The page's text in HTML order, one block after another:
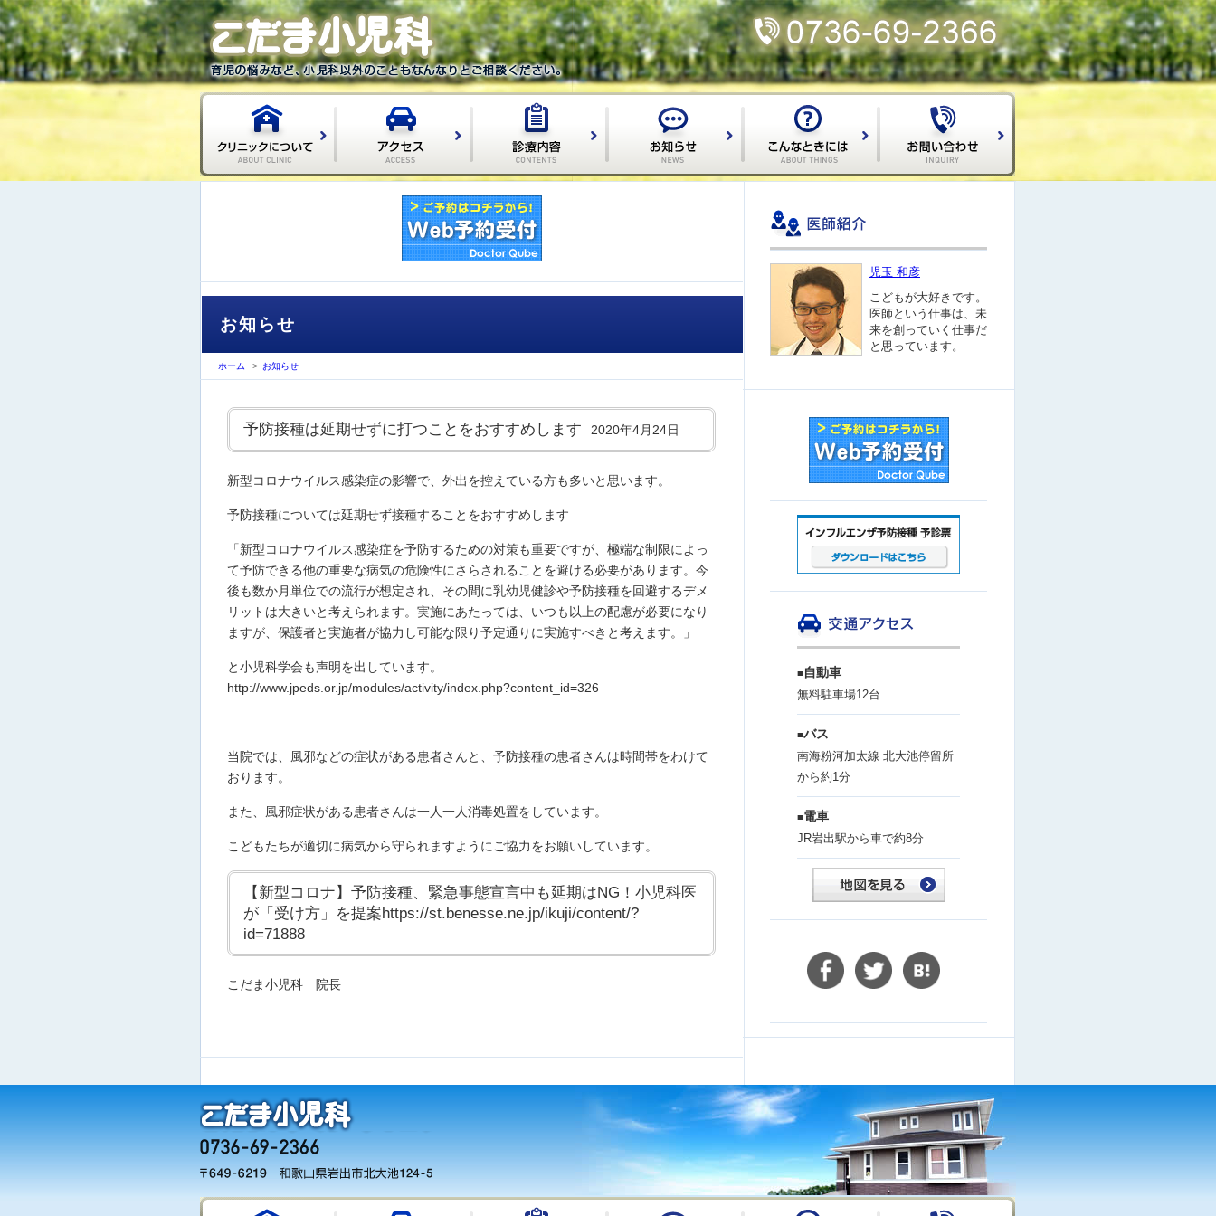
お知らせ
ホーム > お知らせ
予防接種は延期せずに打つことをおすすめします 2020年4月24日
新型コロナウイルス感染症の影響で、外出を控えている方も多いと思います。
予防接種については延期せず接種することをおすすめします
「新型コロナウイルス感染症を予防するための対策も重要ですが、極端な制限によっ
て予防できる他の重要な病気の危険性にさらされることを避ける必要があります。今
後も数か月単位での流行が想定され、その間に乳幼児健診や予防接種を回避するデメ
リットは大きいと考えられます。実施にあたっては、いつも以上の配慮が必要になり
ますが、保護者と実施者が協力し可能な限り予定通りに実施すべきと考えます。」
と小児科学会も声明を出しています。
http://www.jpeds.or.jp/modules/activity/index.php?content_id=326
当院では、風邪などの症状がある患者さんと、予防接種の患者さんは時間帯をわけて
おります。
また、風邪症状がある患者さんは一人一人消毒処置をしています。
こどもたちが適切に病気から守られますようにご協力をお願いしています。
【新型コロナ】予防接種、緊急事態宣言中も延期はNG！小児科医
が「受け方」を提案https://st.benesse.ne.jp/ikuji/content/?
id=71888
こだま小児科 院長
児玉 和彦
こどもが大好きです。
医師という仕事は、未
来を創っていく仕事だ
と思っています。
■ 自動車
無料駐車場12台
■バス
南海粉河加太線 北大池停留所
から約1分
■電車
JR岩出駅から車で約8分